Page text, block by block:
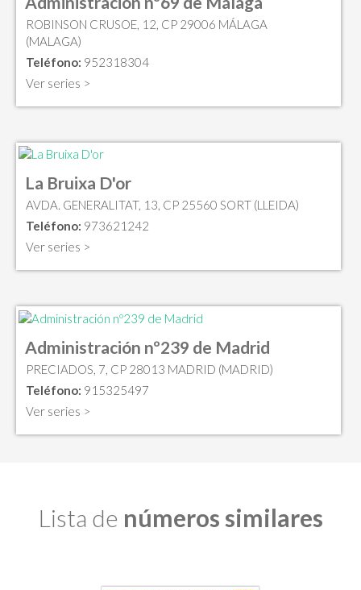
ROBINSON CRUSOE, 12, CP 29006 MÁLAGA
(MALAGA)
Teléfono: 952318304
Ver series >
La Bruixa D'or
AVDA. GENERALITAT, 13, CP 25560 SORT (LLEIDA)
Teléfono: 973621242
Ver series >
Administración nº239 de Madrid
PRECIADOS, 7, CP 28013 MADRID (MADRID)
Teléfono: 915325497
Ver series >
Lista de números similares